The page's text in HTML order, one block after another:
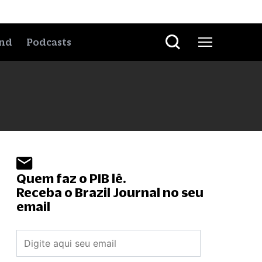
Podcasts
Quem faz o PIB lê.
Receba o Brazil Journal no seu
email